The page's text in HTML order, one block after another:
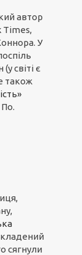
автор
Times,
У
світі є
також
сягнули